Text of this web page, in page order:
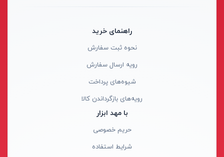
متعلقات جاروبرقی
لوازم جانبی بخارشوی
تبدیل دریل به پمپ آب
راهنمای خرید
نحوه ثبت سفارش
رویه ارسال سفارش
شیوه‌های پرداخت
رویه‌های بازگرداندن کالا
با مهد ابزار
حریم خصوصی
شرایط استفاده